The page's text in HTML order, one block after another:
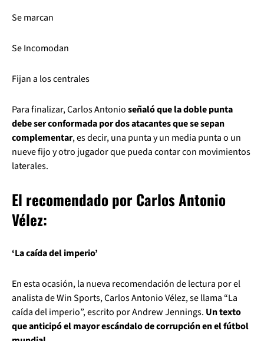
Se marcan
Se Incomodan
Fijan a los centrales
Para finalizar, Carlos Antonioseñaló que la doble punta
debe ser conformada por dos atacantes que se sepan
complementar, es decir, una punta y un media punta o un
nueve fijo y otro jugador que pueda contar con movimientos
laterales.
El recomendado por Carlos Antonio
Vélez:
‘La caída del imperio’
En esta ocasión, la nueva recomendación de lectura por el
analista de Win Sports, Carlos Antonio Vélez, se llama “La
caída del imperio”, escrito por Andrew Jennings. Un texto
que anticipó el mayor escándalo de corrupción en el fútbol